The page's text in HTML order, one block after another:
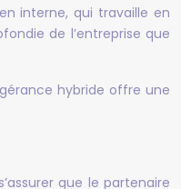
interne, qui travaille en
de l’entreprise que
hybride offre une
que le partenaire